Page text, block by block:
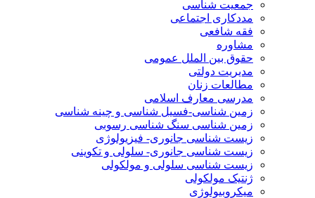
جمعیت شناسی
مددکاری اجتماعی
فقه شافعی
مشاوره
حقوق بین الملل عمومی
مدیریت دولتی
مطالعات زنان
مدرسی معارف اسلامی
زمین شناسی-فسیل شناسی و چینه شناسی
زمین شناسی سنگ شناسی رسوبی
زیست شناسی جانوری- فیزیولوژی
زیست شناسی جانوری- سلولی و تکوینی
زیست شناسی سلولی و مولکولی
ژنتیک مولکولی
میکروبیولوژی